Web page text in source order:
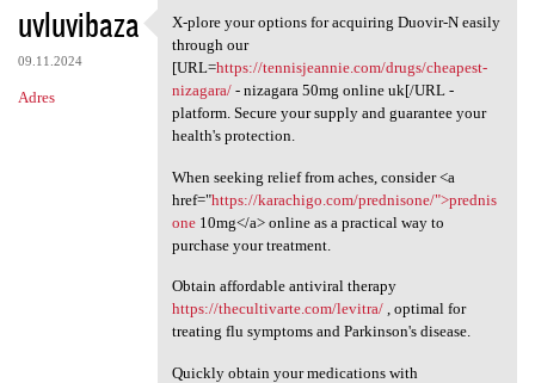
uvluvibaza
09.11.2024
Adres
X-plore your options for
X-plore your options for acquiring Duovir-N easily
through our
[URL=https://tennisjeannie.com/drugs/cheapest-
nizagara/- nizagara 50mg online uk[/URL -
platform. Secure your supply and guarantee your
health's protection.
When seeking relief from aches, consider <a
href="https://karachigo.com/prednisone/">prednis
one10mg</a> online as a practical way to
purchase your treatment.
Obtain affordable antiviral therapy
https://thecultivarte.com/levitra/, optimal for
treating flu symptoms and Parkinson's disease.
Quickly obtain your medications with